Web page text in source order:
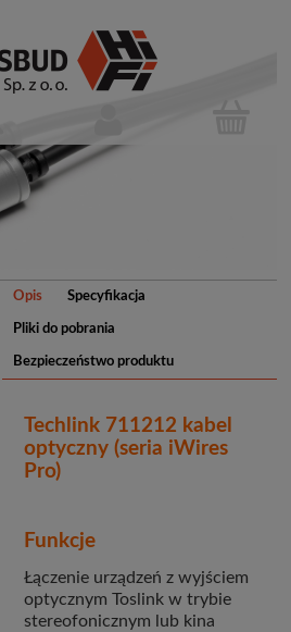
Opis Specyfikacja
Pliki do pobrania
Bezpieczeństwo produktu
Techlink 711212 kabel
optyczny (seria iWires
Pro)
Funkcje
Łączenie urządzeń z wyjściem
optycznym Toslink w trybie
stereofonicznym lub kina